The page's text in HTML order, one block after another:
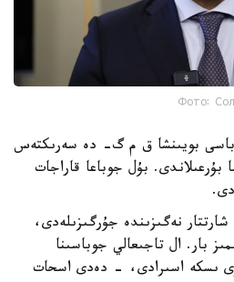
Фото:
بويىنشا ق م گ- دە سەرىكتەس
بۇرعىلاندى. بۇل جوباعا قاراجات
نەگىزىندە جۇرگىزىلەدى،
بار. ال تاجىعالي جوباسىنا
ىسكە اسىرادى، - دەدى اسحات